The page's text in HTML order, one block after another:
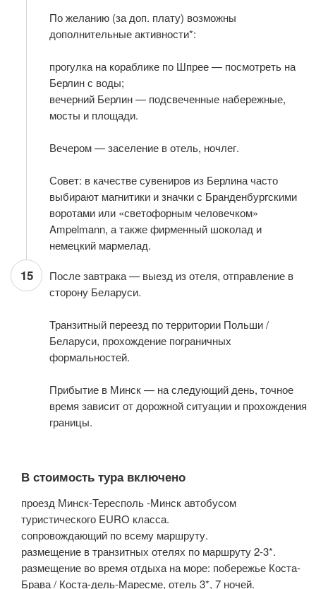
По желанию (за доп. плату) возможны
дополнительные активности*:
прогулка на кораблике по Шпрее — посмотреть на
Берлин с воды;
вечерний Берлин — подсвеченные набережные,
мосты и площади.
Вечером — заселение в отель, ночлег.
Совет: в качестве сувениров из Берлина часто
выбирают магнитики и значки с Бранденбургскими
воротами или «светофорным человечком»
Ampelmann, а также фирменный шоколад и
немецкий мармелад.
15
После завтрака — выезд из отеля, отправление в
сторону Беларуси.
Транзитный переезд по территории Польши /
Беларуси, прохождение пограничных
формальностей.
Прибытие в Минск — на следующий день, точное
время зависит от дорожной ситуации и прохождения
границы.
В стоимость тура включено
проезд Минск-Тересполь -Минск автобусом
туристического EURO класса.
сопровождающий по всему маршруту.
размещение в транзитных отелях по маршруту 2-3*.
размещение во время отдыха на море: побережье Коста-
Брава / Коста-дель-Маресме, отель 3*, 7 ночей.